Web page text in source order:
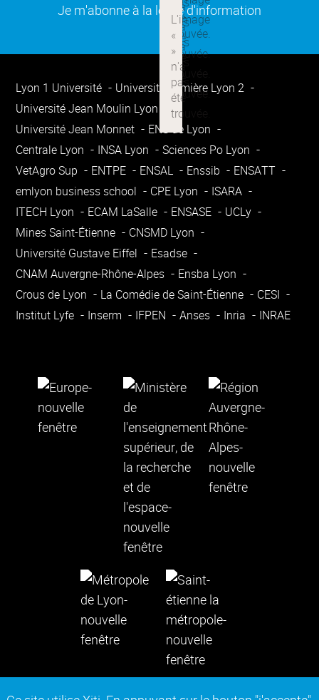
Je m'abonne à la lettre d'information
(ouverture dans une
Lyon 1 Université
Université Lumière Lyon 2
Université Jean Moulin Lyon 3
Université Jean Monnet
ENS de Lyon
Centrale Lyon
INSA Lyon
Sciences Po Lyon
VetAgro Sup
ENTPE ENSAL Enssib
ENSATT
emlyon business school
CPE Lyon
ISARA
ITECH Lyon
ECAM LaSalle ENSASE
UCLy
Mines Saint-Étienne
CNSMD Lyon
Université Gustave Eiffel
Esadse
CNAM Auvergne-Rhône-Alpes
Ensba Lyon
Crous de Lyon
La Comédie de Saint-Étienne
CESI
Institut Lyfe
Inserm IFPEN Anses Inria INRAE